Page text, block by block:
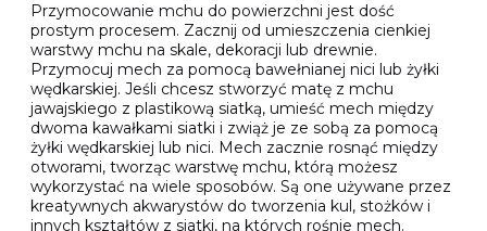
Przymocowanie mchu do powierzchni jest dość
prostym procesem. Zacznij od umieszczenia cienkiej
warstwy mchu na skale, dekoracji lub drewnie.
Przymocuj mech za pomocą bawełnianej nici lub żyłki
wędkarskiej. Jeśli chcesz stworzyć matę z mchu
jawajskiego z plastikową siatką, umieść mech między
dwoma kawałkami siatki i zwiąż je ze sobą za pomocą
żyłki wędkarskiej lub nici. Mech zacznie rosnąć między
otworami, tworząc warstwę mchu, którą możesz
wykorzystać na wiele sposobów. Są one używane przez
kreatywnych akwarystów do tworzenia kul, stożków i
innych kształtów z siatki, na których rośnie mech.